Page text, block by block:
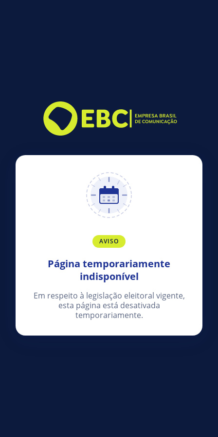
AVISO
Página temporariamente
indisponível
Em respeito à legislação eleitoral vigente,
esta página está desativada
temporariamente.